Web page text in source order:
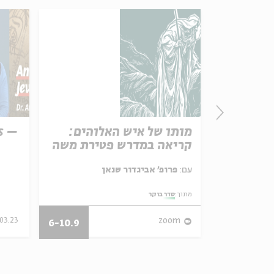
–
מותו של איש האלוהים:
קריאה במדרש פטירת משה
עם:
מתוך:סדר בוקר
zoom
6-10.9